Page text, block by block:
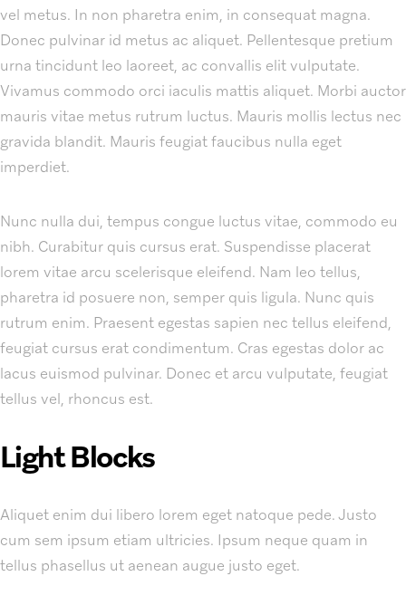
vel metus. In non pharetra enim, in consequat magna.
Donec pulvinar id metus ac aliquet. Pellentesque pretium
urna tincidunt leo laoreet, ac convallis elit vulputate.
Vivamus commodo orci iaculis mattis aliquet. Morbi auctor
mauris vitae metus rutrum luctus. Mauris mollis lectus nec
gravida blandit. Mauris feugiat faucibus nulla eget
imperdiet.
Nunc nulla dui, tempus congue luctus vitae, commodo eu
nibh. Curabitur quis cursus erat. Suspendisse placerat
lorem vitae arcu scelerisque eleifend. Nam leo tellus,
pharetra id posuere non, semper quis ligula. Nunc quis
rutrum enim. Praesent egestas sapien nec tellus eleifend,
feugiat cursus erat condimentum. Cras egestas dolor ac
lacus euismod pulvinar. Donec et arcu vulputate, feugiat
tellus vel, rhoncus est.
Light Blocks
Aliquet enim dui libero lorem eget natoque pede. Justo
cum sem ipsum etiam ultricies. Ipsum neque quam in
tellus phasellus ut aenean augue justo eget.